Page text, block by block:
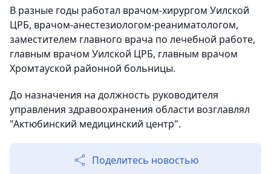
В разные годы работал врачом-хирургом Уилской
ЦРБ, врачом-анестезиологом-реаниматологом,
заместителем главного врача по лечебной работе,
главным врачом Уилской ЦРБ, главным врачом
Хромтауской районной больницы.
До назначения на должность руководителя
управления здравоохранения области возглавлял
"Актюбинский медицинский центр".
Поделитесь новостью